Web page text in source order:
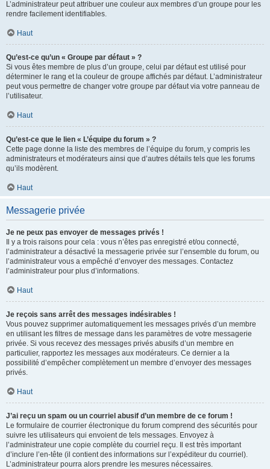
L’administrateur peut attribuer une couleur aux membres d’un groupe pour les
rendre facilement identifiables.
Haut
Qu’est-ce qu’un « Groupe par défaut » ?
Si vous êtes membre de plus d’un groupe, celui par défaut est utilisé pour
déterminer le rang et la couleur de groupe affichés par défaut. L’administrateur
peut vous permettre de changer votre groupe par défaut via votre panneau de
l’utilisateur.
Haut
Qu’est-ce que le lien « L’équipe du forum » ?
Cette page donne la liste des membres de l’équipe du forum, y compris les
administrateurs et modérateurs ainsi que d’autres détails tels que les forums
qu’ils modèrent.
Haut
Messagerie privée
Je ne peux pas envoyer de messages privés !
Il y a trois raisons pour cela : vous n’êtes pas enregistré et/ou connecté,
l’administrateur a désactivé la messagerie privée sur l’ensemble du forum, ou
l’administrateur vous a empêché d’envoyer des messages. Contactez
l’administrateur pour plus d’informations.
Haut
Je reçois sans arrêt des messages indésirables !
Vous pouvez supprimer automatiquement les messages privés d’un membre
en utilisant les filtres de message dans les paramètres de votre messagerie
privée. Si vous recevez des messages privés abusifs d’un membre en
particulier, rapportez les messages aux modérateurs. Ce dernier a la
possibilité d’empêcher complètement un membre d’envoyer des messages
privés.
Haut
J’ai reçu un spam ou un courriel abusif d’un membre de ce forum !
Le formulaire de courrier électronique du forum comprend des sécurités pour
suivre les utilisateurs qui envoient de tels messages. Envoyez à
l’administrateur une copie complète du courriel reçu. Il est très important
d’inclure l’en-tête (il contient des informations sur l’expéditeur du courriel).
L’administrateur pourra alors prendre les mesures nécessaires.